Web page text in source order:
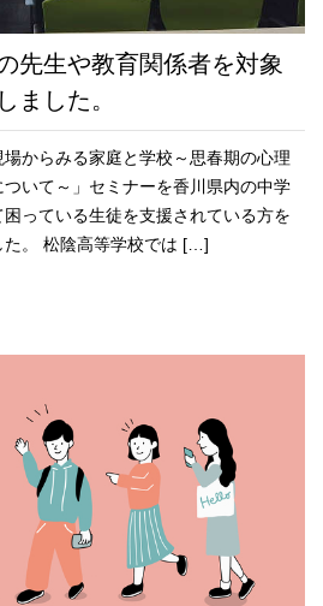
先生や教育関係者を対象
ました。
からみる家庭と学校～思春期の心理
いて～」セミナーを香川県内の中学
っている生徒を支援されている方を
た。 松陰高等学校では […]